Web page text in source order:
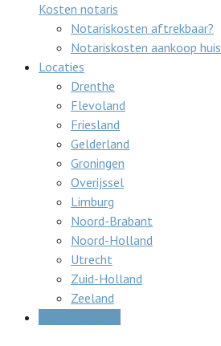
Kosten notaris
Notariskosten aftrekbaar?
Notariskosten aankoop huis
Locaties
Drenthe
Flevoland
Friesland
Gelderland
Groningen
Overijssel
Limburg
Noord-Brabant
Noord-Holland
Utrecht
Zuid-Holland
Zeeland